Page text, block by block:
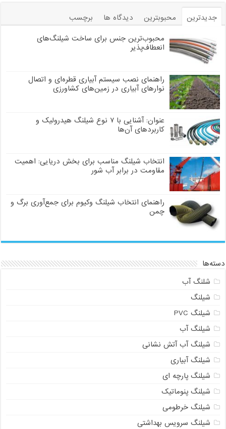
جدیدترین محبوبترین دیدگاه ها
برچسب
محبوب‌ترین جنس برای ساخت شیلنگ‌های
انعطاف‌پذیر
راهنمای نصب سیستم آبیاری قطره‌ای و اتصال
نوارهای آبیاری در زمین‌های کشاورزی
عنوان: آشنایی با ۷ نوع شیلنگ هیدرولیک و
کاربردهای آن‌ها
انتخاب شیلنگ مناسب برای بخش دریایی: اهمیت
مقاومت در برابر آب شور
راهنمای انتخاب شیلنگ وکیوم برای جمع‌آوری برگ و
چمن
دسته‌ها
شلنگ آب
شیلنگ
شیلنگ PVC
شیلنگ آب
شیلنگ آب آتش نشانی
شیلنگ آبیاری
شیلنگ پارچه ای
شیلنگ پنوماتیک
شیلنگ خرطومی
شیلنگ سرویس بهداشتی